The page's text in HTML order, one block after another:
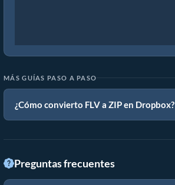
MÁS GUÍAS PASO A PASO
¿Cómo convierto FLV a ZIP en Dropbox?
Preguntas frecuentes